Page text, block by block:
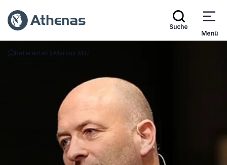
Suche
Menü
Zurück zur Startseite
Referenten Markus Milz